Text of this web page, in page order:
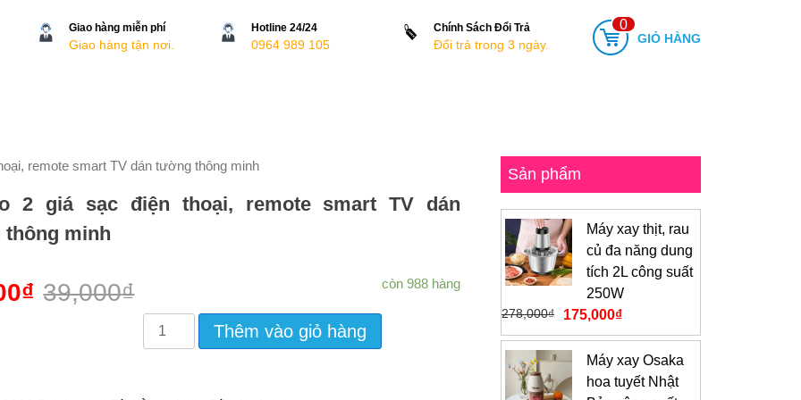
Chính Sách Đổi Trả
Đổi trả trong 3 ngày.
Hotline 24/24
0964 989 105
Giao hàng miễn phí
Giao hàng tận nơi. GIỎ HÀNG
0
remote smart TV dán tường thông minh
2 giá sạc điện thoại, remote smart TV dán
minh
39,000₫
₫ còn 988 hàng
Thêm vào giỏ hàng
Sản phẩm
Máy xay thịt, rau
củ đa năng dung
tích 2L công suất
250W
278,000₫ 175,000₫
Máy xay Osaka
hoa tuyết Nhật